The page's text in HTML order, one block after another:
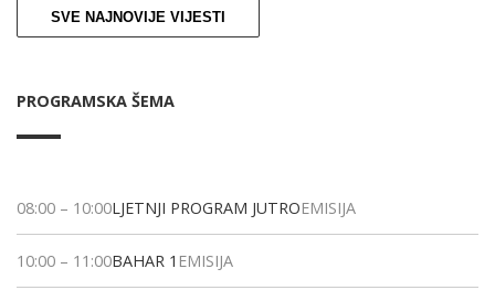
SVE NAJNOVIJE VIJESTI
PROGRAMSKA ŠEMA
08:00 – 10:00LJETNJI PROGRAM JUTROEMISIJA
10:00 – 11:00BAHAR 1 EMISIJA